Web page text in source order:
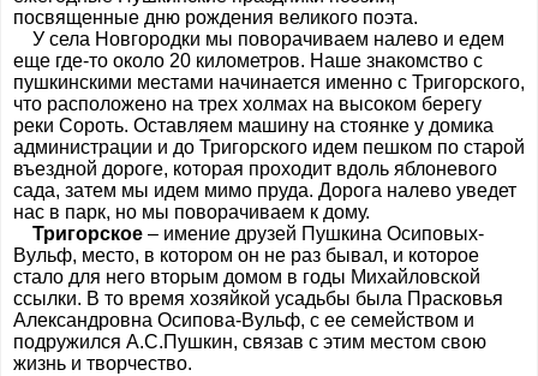
посвященные дню рождения великого поэта.
У села Новгородки мы поворачиваем налево и едем
еще где-то около 20 километров. Наше знакомство с
пушкинскими местами начинается именно с Тригорского,
что расположено на трех холмах на высоком берегу
реки Сороть. Оставляем машину на стоянке у домика
администрации и до Тригорского идем пешком по старой
въездной дороге, которая проходит вдоль яблоневого
сада, затем мы идем мимо пруда. Дорога налево уведет
нас в парк, но мы поворачиваем к дому.
Тригорское – имение друзей Пушкина Осиповых-
Вульф, место, в котором он не раз бывал, и которое
стало для него вторым домом в годы Михайловской
ссылки. В то время хозяйкой усадьбы была Прасковья
Александровна Осипова-Вульф, с ее семейством и
подружился А.С.Пушкин, связав с этим местом свою
жизнь и творчество.